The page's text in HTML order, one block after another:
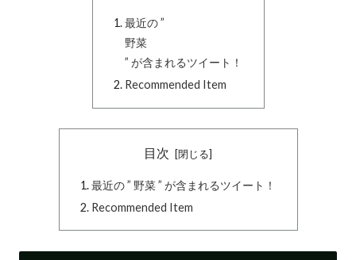
最近の ”
野菜
” が含まれるツイート！
Recommended Item
目次
最近の ” 野菜 ” が含まれるツイート！
Recommended Item